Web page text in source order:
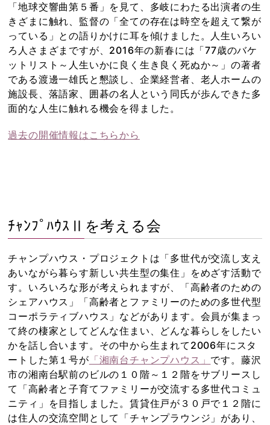
「地球交響曲第５番」を見て、多岐にわたる出演者の生
きざまに触れ、監督の「全ての存在は時空を超えて繋が
っている」との語りかけに耳を傾けました。人生いろい
ろ人さまざまですが、2016年の新春には「77歳のバケ
ットリスト～人生いかに良く生き良く死ぬか～」の著者
である渡邊一雄氏と懇談し、企業経営者、老人ホームの
施設長、落語家、囲碁の名人という同氏が歩んできた多
面的な人生に触れる機会を得ました。
過去の開催情報はこちらから
ﾁｬﾝﾌﾟﾊｳｽⅡを考える会
チャンプハウス・プロジェクトは「多世代が交流し支え
あいながら暮らす新しい共生型の集住」をめざす活動で
す。いろいろな形が考えられますが、「高齢者のための
シェアハウス」「高齢者とファミリーのための多世代型
コーポラティブハウス」などがあります。会員が集まっ
て終の棲家としてどんな住まい、どんな暮らしをしたい
かを話し合います。その中から生まれて2006年にスタ
ートした第１号が 「湘南台チャンプハウス」 です。藤沢
市の湘南台駅前のビルの１０階～１２階をサブリースし
て「高齢者と子育てファミリーが交流する多世代コミュ
ニティ」を目指しました。賃貸住戸が３０戸で１２階に
は住人の交流空間として「チャンプラウンジ」があり、